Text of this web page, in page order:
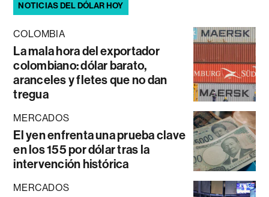
NOTICIAS DEL DÓLAR HOY
COLOMBIA
La mala hora del exportador
colombiano: dólar barato,
aranceles y fletes que no dan
tregua
MERCADOS
El yen enfrenta una prueba clave
en los 155 por dólar tras la
intervención histórica
MERCADOS